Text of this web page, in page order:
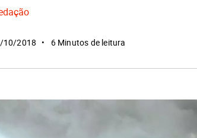
10/2018 6 Minutos de leitura